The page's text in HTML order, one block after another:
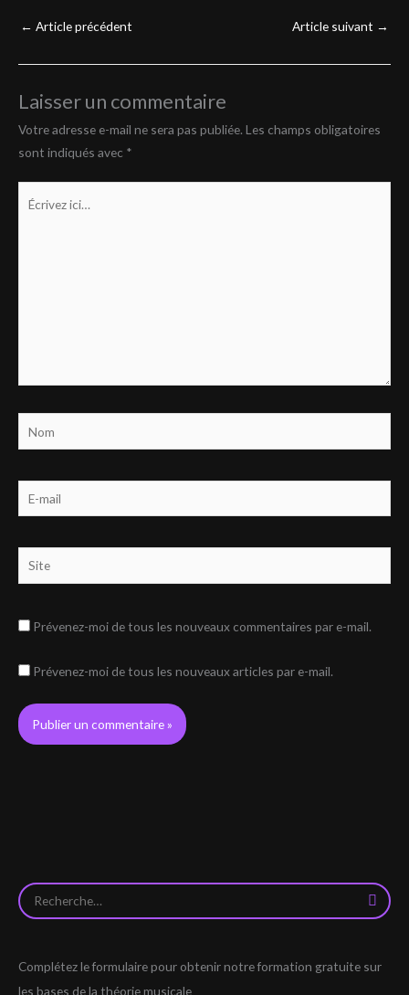
← Article précédent Article suivant →
Laisser un commentaire
Votre adresse e-mail ne sera pas publiée. Les champs obligatoires
sont indiqués avec *
mail
Site
Prévenez-moi de tous les nouveaux commentaires par e-mail.
Prévenez-moi de tous les nouveaux articles par e-mail.
R
e
h
Complétez le formulaire pour obtenir notre formation gratuite sur
les bases de la théorie musicale